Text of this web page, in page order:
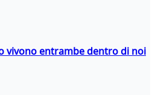
vivono entrambe dentro di noi